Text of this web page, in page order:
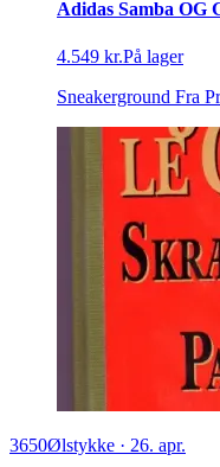
Adidas Samba OG
4.549 kr.På lager
Sneakerground Fra
3650Ølstykke · 26. apr.